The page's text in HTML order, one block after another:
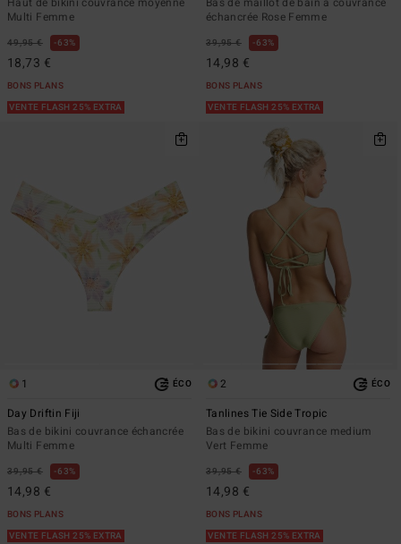
Multi Femme
49,95 € 63%
18,73 €
BONS PLANS
VENTE FLASH 25% EXTRA
échancrée Rose Femme
39,95 € 63%
14,98 €
BONS PLANS
VENTE FLASH 25% EXTRA
1 ÉCO
Day Driftin Fiji
Bas de bikini couvrance échancrée
Multi Femme
39,95 € 63%
14,98 €
BONS PLANS
VENTE FLASH 25% EXTRA
2 ÉCO
Tanlines Tie Side Tropic
Bas de bikini couvrance medium
Vert Femme
39,95 € 63%
14,98 €
BONS PLANS
VENTE FLASH 25% EXTRA